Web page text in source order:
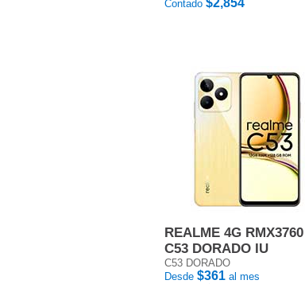
Contado $2,854
REALME 4G RMX3760
C53 DORADO IU
C53 DORADO
Desde $361 al mes